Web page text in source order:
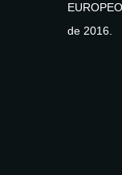
de 2016.